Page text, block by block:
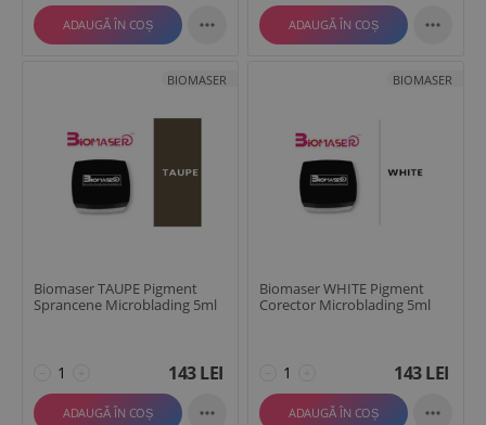
ADAUGĂ ÎN COȘ  ADAUGĂ ÎN COȘ 
BIOMASER
Biomaser TAUPE Pigment
Sprancene Microblading 5ml
143LEI
ADAUGĂ ÎN COȘ 
BIOMASER
Biomaser WHITE Pigment
Corector Microblading 5ml
143LEI
ADAUGĂ ÎN COȘ 